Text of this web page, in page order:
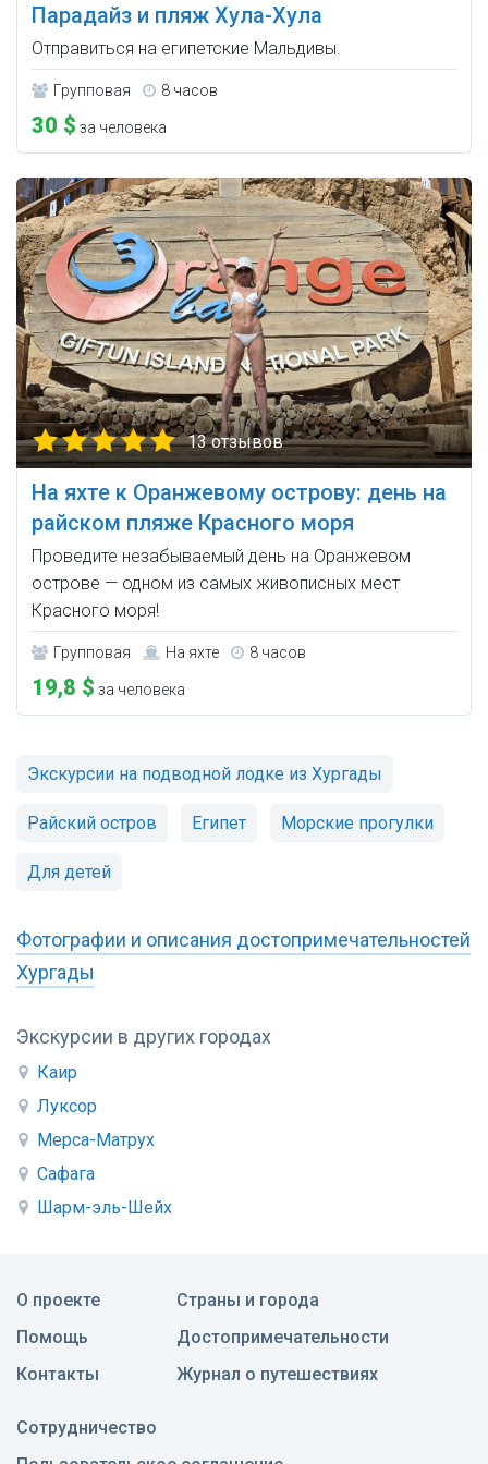
Экскурсии в других городах
Каир
Луксор
Мерса-Матрух
Сафага
Шарм-эль-Шейх
Парадайз и пляж Хула-Хула
Отправиться на египетские Мальдивы.
Групповая 8 часов
30 $ за человека
13 отзывов
На яхте к Оранжевому острову: день на
райском пляже Красного моря
Проведите незабываемый день на Оранжевом
острове — одном из самых живописных мест
Красного моря!
Групповая На яхте 8 часов
19,8 $ за человека
Экскурсии на подводной лодке из Хургады
Райский остров Египет Морские прогулки
Для детей
Фотографии и описания достопримечательностей
Хургады
О проекте
Помощь
Контакты
Страны и города
Достопримечательности
Журнал о путешествиях
Сотрудничество